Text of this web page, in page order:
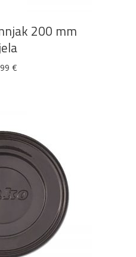
200 mm
€